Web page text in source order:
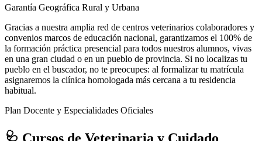
Garantía Geográfica Rural y Urbana
Gracias a nuestra amplia red de centros veterinarios colaboradores y
convenios marcos de educación nacional, garantizamos el 100% de
la formación práctica presencial para todos nuestros alumnos, vivas
en una gran ciudad o en un pueblo de provincia. Si no localizas tu
pueblo en el buscador, no te preocupes: al formalizar tu matrícula
asignaremos la clínica homologada más cercana a tu residencia
habitual.
Plan Docente y Especialidades Oficiales